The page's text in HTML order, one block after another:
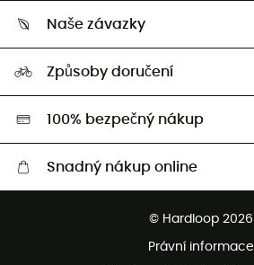
Vrácení zboží a peněz
Naši Ambasadoři
Naše závazky
Second hand
HardGreen
Způsoby doručení
100% bezpečný nákup
Snadný nákup online
Bezplatné vrácení do 100 dnů
Bezplatná zákaznická služba
© Hardloop 2026
Právní informace